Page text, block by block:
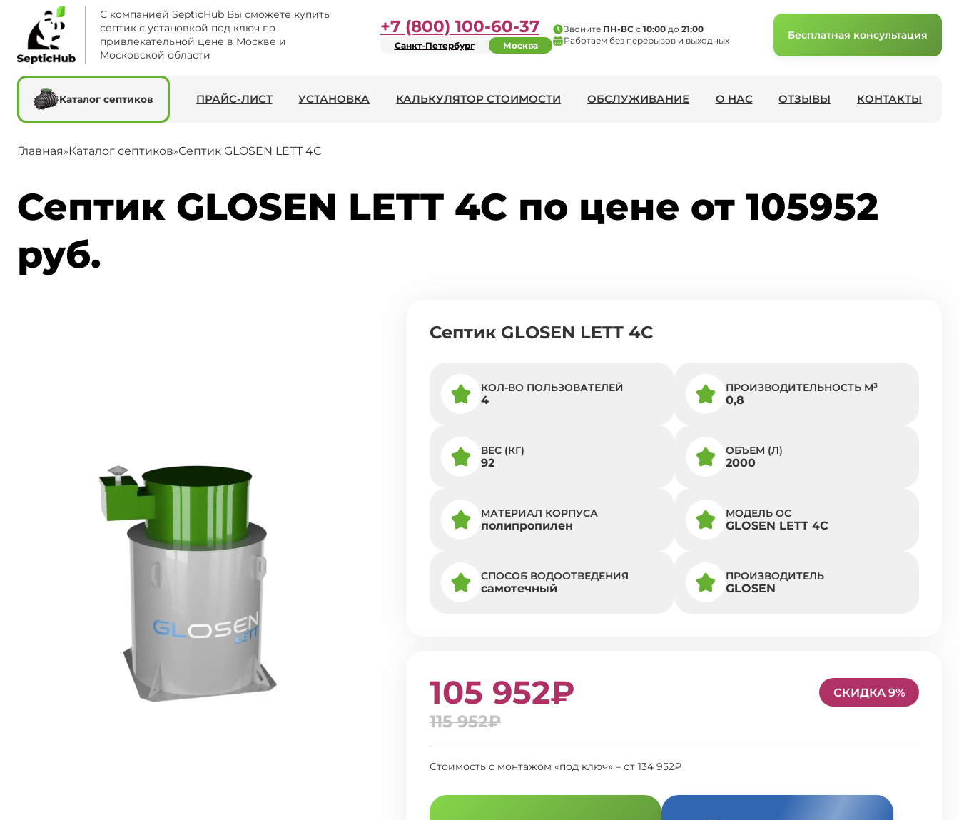
С компанией SepticHub Вы сможете купить
септик с установкой под ключ по
привлекательной цене в Москве и
Московской области
+7 (800) 100-60-37
Санкт-Петербург Москва
Звоните ПН-ВСс 10:00до 21:00
Работаем без перерывов и выходных
Бесплатная консультация
Каталог септиков ПРАЙС-ЛИСТ УСТАНОВКА КАЛЬКУЛЯТОР СТОИМОСТИ ОБСЛУЖИВАНИЕ О НАС ОТЗЫВЫ КОНТАКТЫ
Главная»Каталог септиков»Септик GLOSEN LETT 4С
Септик GLOSEN LETT 4С по цене от 105952
руб.
Септик GLOSEN LETT 4С
КОЛ-ВО ПОЛЬЗОВАТЕЛЕЙ
4
ПРОИЗВОДИТЕЛЬНОСТЬ M³
0,8
ВЕС (КГ)
92
ОБЪЕМ (Л)
2000
МАТЕРИАЛ КОРПУСА
полипропилен
МОДЕЛЬ ОС
GLOSEN LETT 4С
СПОСОБ ВОДООТВЕДЕНИЯ
самотечный
ПРОИЗВОДИТЕЛЬ
GLOSEN
105 952₽
115 952₽
СКИДКА 9%
Стоимость с монтажом «под ключ» – от 134 952₽